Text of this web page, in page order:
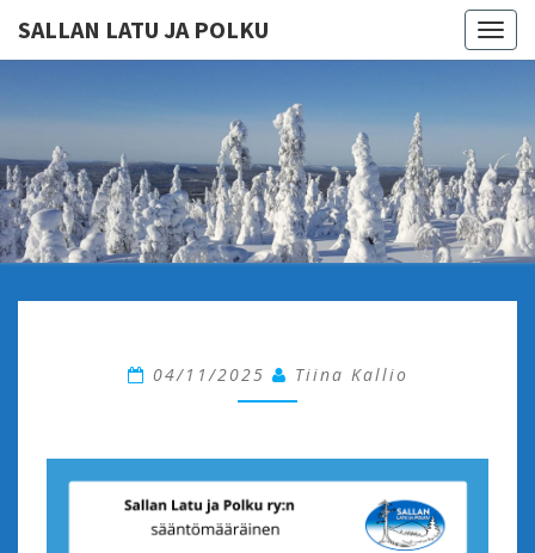
SALLAN LATU JA POLKU
SALLAN
LATU
JA
Sallan Latu Ja
Polku Ry On
Reilun 200
Jäsenen
Aktiivinen
Yhdistys.
Retkeilemme
Lumikenkäillen.
Kesällä Ja
Yhteisille
Retkille.
04/11/2025 Tiina Kallio